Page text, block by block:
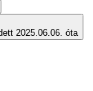
2025.06.06. óta